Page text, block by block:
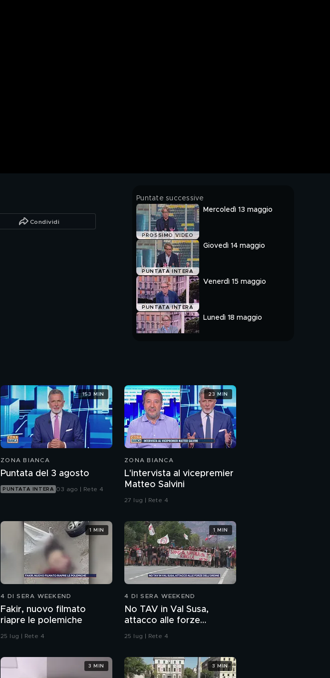
Condividi
Puntate successive
PROSSIMO VIDEO
Mercoledì 13 maggio
PUNTATA INTERA
Giovedì 14 maggio
PUNTATA INTERA
Venerdì 15 maggio
Lunedì 18 maggio
ZONA BIANCA
Puntata del 3 agosto
PUNTATA INTERA 03 ago | Rete 4
153 MIN
ZONA BIANCA
L'intervista al vicepremier
Matteo Salvini
27 lug | Rete 4
23 MIN
4 DI SERA WEEKEND
Fakir, nuovo filmato
riapre le polemiche
25 lug | Rete 4
1 MIN
4 DI SERA WEEKEND
No TAV in Val Susa,
attacco alle forze
dell'ordine
25 lug | Rete 4
1 MIN
3 MIN 3 MIN